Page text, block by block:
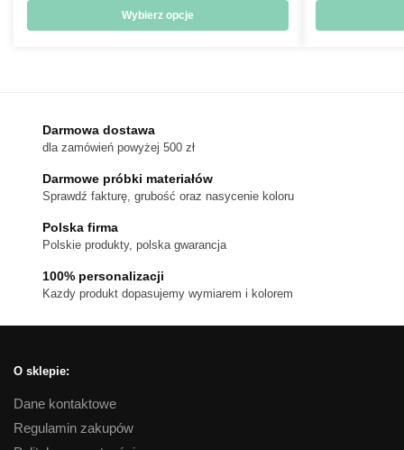
714 zł
Wybierz opcje
Opcje
można
wybrać
stronie
Darmowa dostawa
dla zamówień powyżej 500 zł
Darmowe próbki materiałów
Sprawdź fakturę, grubość oraz nasycenie koloru
Polska firma
Polskie produkty, polska gwarancja
100% personalizacji
Kazdy produkt dopasujemy wymiarem i kolorem
O sklepie:
Dane kontaktowe
Regulamin zakupów